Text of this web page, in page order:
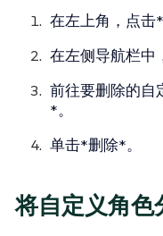
在左上角，点击
在左侧导航栏中
前往要删除的
*。
单击*删除*。
将自定义角色